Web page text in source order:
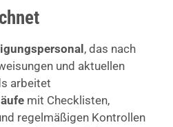
, das nach
und aktuellen
arbeitet
mit Checklisten,
regelmäßigen Kontrollen